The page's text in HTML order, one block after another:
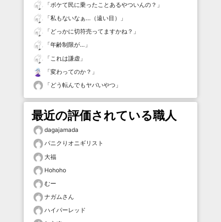
「ボケて民に乗ったことあるやついんの？ 」
「私もないなぁ…（遠い目）
」
「 どっかに切符売ってますかね？ 」
「年齢制限が… 」
「 これは謙虚 」
「変わってのか？ 」
「 どう転んでもヤバいやつ 」
最近の評価されている職人
dagajamada
パニクりオニギリスト
大福
Hohoho
むー
ナガムさん
ハイパーレッド